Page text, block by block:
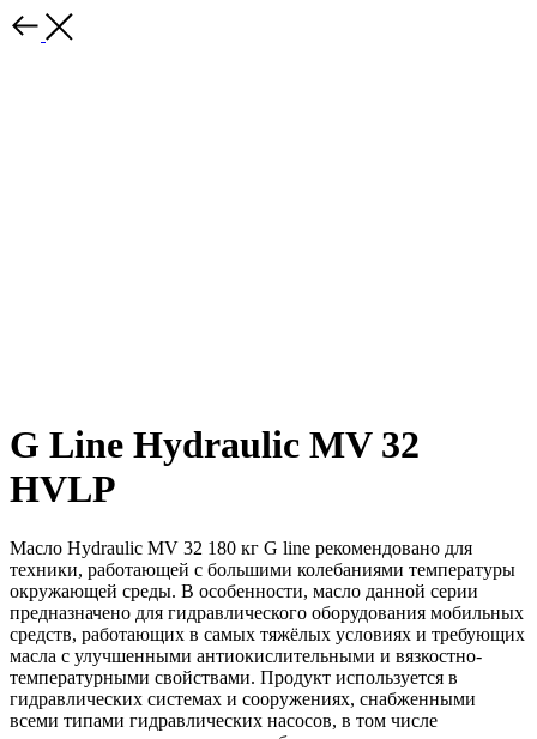
G Line Hydraulic MV 32
HVLP
Масло Hydraulic MV 32 180 кг G line рекомендовано для
техники, работающей с большими колебаниями температуры
окружающей среды. В особенности, масло данной серии
предназначено для гидравлического оборудования мобильных
средств, работающих в самых тяжёлых условиях и требующих
масла с улучшенными антиокислительными и вязкостно-
температурными свойствами. Продукт используется в
гидравлических системах и сооружениях, снабженными
всеми типами гидравлических насосов, в том числе